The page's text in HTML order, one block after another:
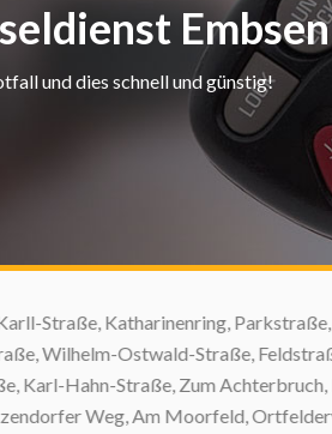
Embsen
und dies schnell und günstig!
Katharinenring, Parkstraße,
Wilhelm-Ostwald-Straße,
Hahn-Straße, Zum Achterbruch,
Weg, Am Moorfeld,